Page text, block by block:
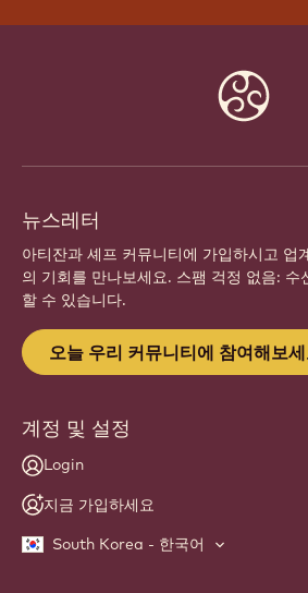
뉴스레터
아티잔과 셰프 커뮤니티에 가입하시고 업
의 기회를 만나보세요. 스팸 걱정 없음: 수
할 수 있습니다.
오늘 우리 커뮤니티에 참여해보
계정 및 설정
Login
지금 가입하세요
South Korea - 한국어